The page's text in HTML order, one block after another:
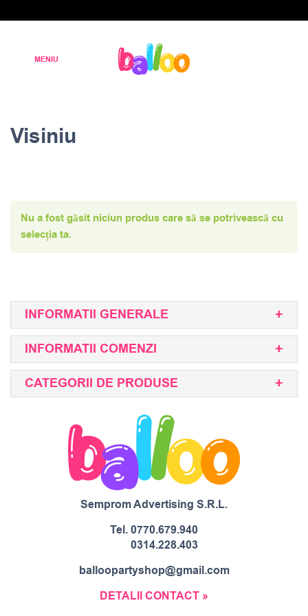
Visiniu
Nu a fost găsit niciun produs care să se potrivească cu
selecția ta.
INFORMATII GENERALE
INFORMATII COMENZI
CATEGORII DE PRODUSE
Semprom Advertising S.R.L.
Tel.0770.679.940
0314.228.403
balloopartyshop@gmail.com
DETALII CONTACT »